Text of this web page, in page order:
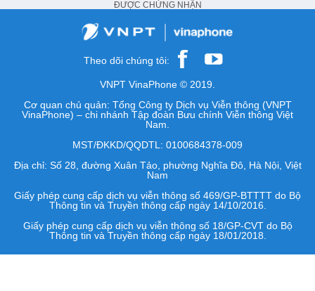
ĐƯỢC CHỨNG NHẬN
Theo dõi chúng tôi:
VNPT VinaPhone © 2019.
Cơ quan chủ quản: Tổng Công ty Dịch vụ Viễn thông (VNPT
VinaPhone) – chi nhánh Tập đoàn Bưu chính Viễn thông Việt
Nam.
MST/ĐKKD/QQDTL: 0100684378-009
Địa chỉ: Số 28, đường Xuân Tảo, phường Nghĩa Đô, Hà Nội, Việt
Nam
Giấy phép cung cấp dịch vụ viễn thông số 469/GP-BTTTT do Bộ
Thông tin và Truyền thông cấp ngày 14/10/2016.
Giấy phép cung cấp dịch vụ viễn thông số 18/GP-CVT do Bộ
Thông tin và Truyền thông cấp ngày 18/01/2018.